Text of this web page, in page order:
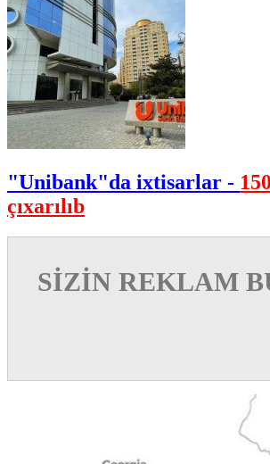
"Unibank"da ixtisarlar -
çıxarılıb
SİZİN REKLAM